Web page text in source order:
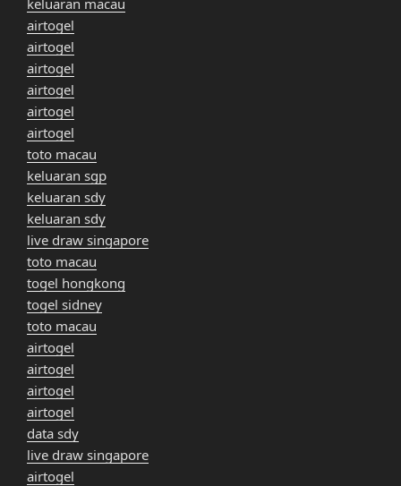
airtogel
airtogel
airtogel
airtogel
airtogel
airtogel
toto macau
keluaran sgp
keluaran sdy
keluaran sdy
live draw singapore
toto macau
togel hongkong
togel sidney
toto macau
airtogel
airtogel
airtogel
airtogel
data sdy
live draw singapore
airtogel